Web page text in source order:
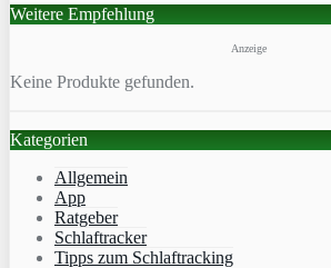
Weitere Empfehlung
Anzeige
Keine Produkte gefunden.
Kategorien
Allgemein
App
Ratgeber
Schlaftracker
Tipps zum Schlaftracking